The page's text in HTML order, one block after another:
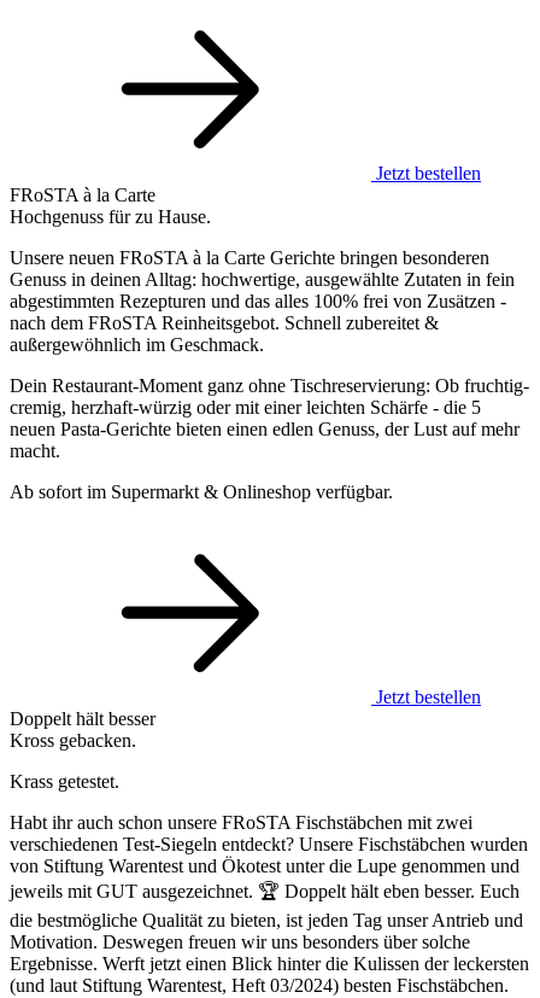
Jetzt bestellen
FRoSTA à la Carte
Hochgenuss für zu Hause.
Unsere neuen FRoSTA à la Carte Gerichte bringen besonderen
Genuss in deinen Alltag: hochwertige, ausgewählte Zutaten in fein
abgestimmten Rezepturen und das alles 100% frei von Zusätzen -
nach dem FRoSTA Reinheitsgebot. Schnell zubereitet &
außergewöhnlich im Geschmack.
Dein Restaurant-Moment ganz ohne Tischreservierung: Ob fruchtig-
cremig, herzhaft-würzig oder mit einer leichten Schärfe - die 5
neuen Pasta-Gerichte bieten einen edlen Genuss, der Lust auf mehr
macht.
Ab sofort im Supermarkt & Onlineshop verfügbar.
Jetzt bestellen
Doppelt hält besser
Kross gebacken.
Krass getestet.
Habt ihr auch schon unsere FRoSTA Fischstäbchen mit zwei
verschiedenen Test-Siegeln entdeckt? Unsere Fischstäbchen wurden
von Stiftung Warentest und Ökotest unter die Lupe genommen und
jeweils mit GUT ausgezeichnet. 🏆 Doppelt hält eben besser. Euch
die bestmögliche Qualität zu bieten, ist jeden Tag unser Antrieb und
Motivation. Deswegen freuen wir uns besonders über solche
Ergebnisse. Werft jetzt einen Blick hinter die Kulissen der leckersten
(und laut Stiftung Warentest, Heft 03/2024) besten Fischstäbchen.